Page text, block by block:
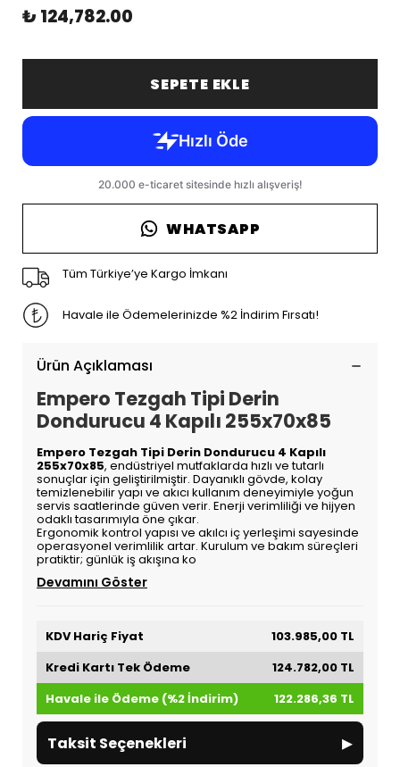
₺ 124,782.00
SEPETE EKLE
WHATSAPP
Tüm Türkiye’ye Kargo İmkanı
Havale ile Ödemelerinizde %2 İndirim Fırsatı!
Ürün Açıklaması
Empero Tezgah Tipi Derin
Dondurucu 4 Kapılı 255x70x85
Empero Tezgah Tipi Derin Dondurucu 4 Kapılı
255x70x85, endüstriyel mutfaklarda hızlı ve tutarlı
sonuçlar için geliştirilmiştir. Dayanıklı gövde, kolay
temizlenebilir yapı ve akıcı kullanım deneyimiyle yoğun
servis saatlerinde güven verir. Enerji verimliliği ve hijyen
odaklı tasarımıyla öne çıkar.
Ergonomik kontrol yapısı ve akılcı iç yerleşimi sayesinde
operasyonel verimlilik artar. Kurulum ve bakım süreçleri
pratiktir; günlük iş akışına ko
Devamını Göster
KDV Hariç Fiyat
103.985,00 TL
Kredi Kartı Tek Ödeme
124.782,00 TL
Havale ile Ödeme (%2 İndirim)
122.286,36 TL
Taksit Seçenekleri ▸